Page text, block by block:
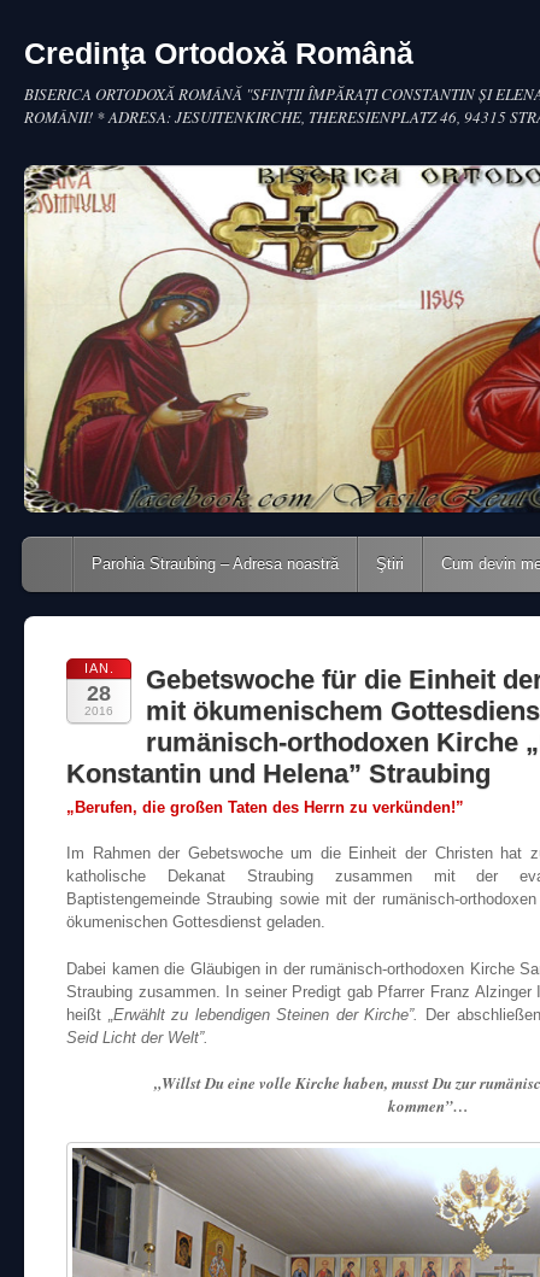
Credinţa Ortodoxă Română
BISERICA ORTODOXĂ ROMÂNĂ "SFINŢII ÎMPĂRAŢI CONSTANTIN ŞI
ROMÂNII! * ADRESA: JESUITENKIRCHE, THERESIENPLATZ 46, 94315
Main menu
Skip to content
Parohia Straubing – Adresa noastră Ştiri Cum devin
IAN.
28
2016
Gebetswoche für die Einheit
mit ökumenischem
rumänisch-orthodoxen Kirche
Konstantin und Helena” Straubing
„Berufen, die großen Taten des Herrn zu verkünden!”
Im Rahmen der Gebetswoche um die Einheit der Christen hat
katholische Dekanat Straubing zusammen mit der
Baptistengemeinde Straubing sowie mit der rumänisch-
ökumenischen Gottesdienst geladen.
Dabei kamen die Gläubigen in der rumänisch-orthodoxen Kirche
Straubing zusammen. In seiner Predigt gab Pfarrer Franz
heißt
„Erwählt zu lebendigen Steinen der Kirche”.
Der
Seid Licht der Welt”.
„Willst Du eine volle Kirche haben, musst Du zur
kommen”…